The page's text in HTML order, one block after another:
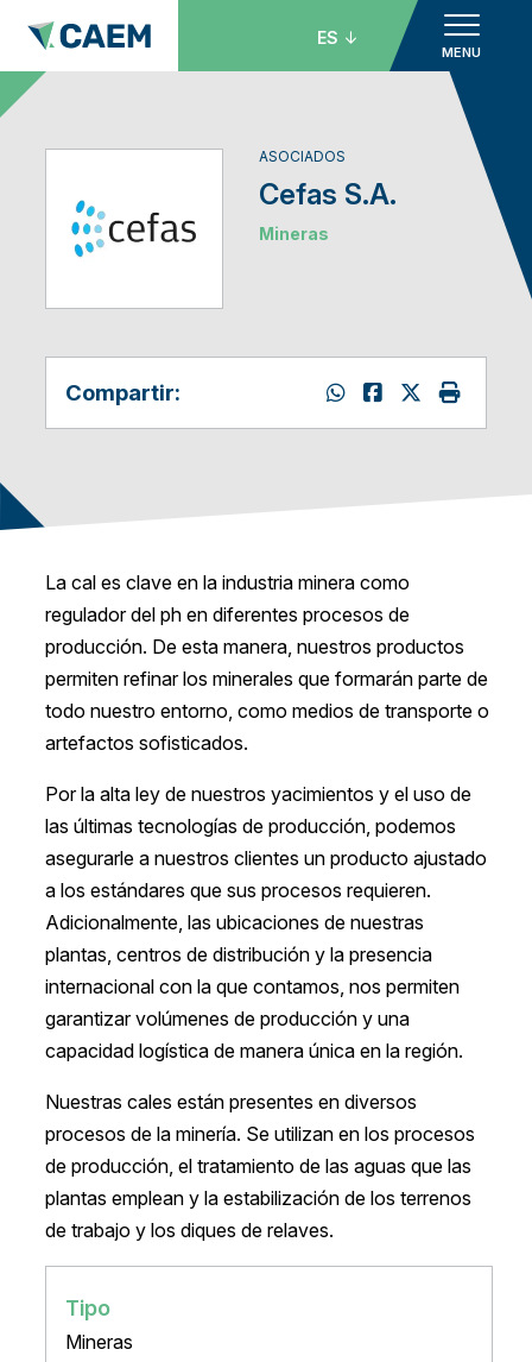
MENU
ES
ASOCIADOS
Cefas S.A.
Mineras
Compartir:
La cal es clave en la industria minera como
regulador del ph en diferentes procesos de
producción. De esta manera, nuestros productos
permiten refinar los minerales que formarán parte de
todo nuestro entorno, como medios de transporte o
artefactos sofisticados.
Por la alta ley de nuestros yacimientos y el uso de
las últimas tecnologías de producción, podemos
asegurarle a nuestros clientes un producto ajustado
a los estándares que sus procesos requieren.
Adicionalmente, las ubicaciones de nuestras
plantas, centros de distribución y la presencia
internacional con la que contamos, nos permiten
garantizar volúmenes de producción y una
capacidad logística de manera única en la región.
Nuestras cales están presentes en diversos
procesos de la minería. Se utilizan en los procesos
de producción, el tratamiento de las aguas que las
plantas emplean y la estabilización de los terrenos
de trabajo y los diques de relaves.
Tipo
Mineras